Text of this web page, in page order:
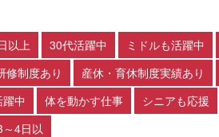
以上 30代活躍中
ミドルも活躍中
修制度あり
産休・育休制度実績あり
中 体を動かす仕事
シニアも応援
4日以